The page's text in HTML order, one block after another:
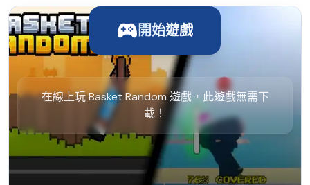
開始遊戲
在線上玩 Basket Random 遊戲，此遊戲無需下
載！